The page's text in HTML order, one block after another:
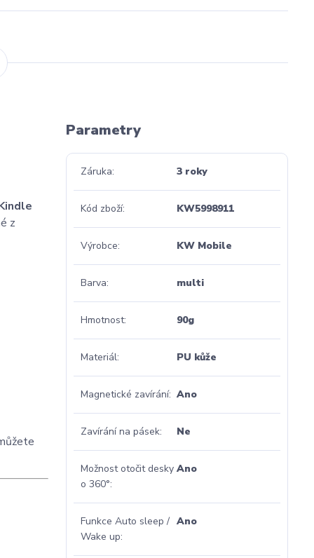
z
Parametry
Záruka 3 roky
Kód zboží KW5998911
Výrobce KW Mobile
Barva multi
Hmotnost 90g
Materiál PU kůže
Magnetické zavírání Ano
Zavírání na pásek Ne
Možnost otočit desky
o 360°
Ano
Funkce Auto sleep /
Wake up
Ano